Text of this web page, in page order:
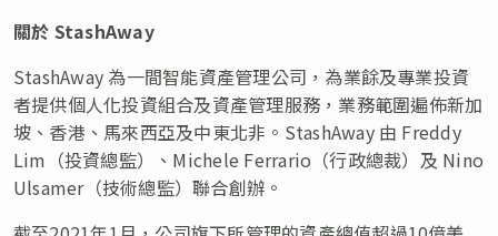
關於 StashAway
StashAway 為一間智能資產管理公司，為業餘及專業投資
者提供個人化投資組合及資產管理服務，業務範圍遍佈新加
坡、香港、馬來西亞及中東北非。StashAway 由 Freddy
Lim（投資總監）、Michele Ferrario（行政總裁）及 Nino
Ulsamer（技術總監）聯合創辦。